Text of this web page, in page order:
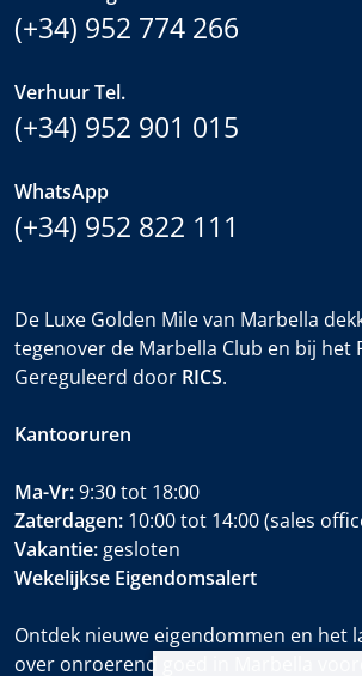
(+34) 952 774 266
Verhuur Tel.
(+34) 952 901 015
WhatsApp
(+34) 952 822 111
De Luxe Golden Mile van Marbella
tegenover de Marbella Club en bij het
Gereguleerd door RICS.
Kantooruren
Ma-Vr:9:30 tot 18:00
Zaterdagen: 10:00 tot 14:00 (sales
Vakantie: gesloten
Wekelijkse Eigendomsalert
Ontdek nieuwe eigendommen en het
over onroerend goed in Marbella